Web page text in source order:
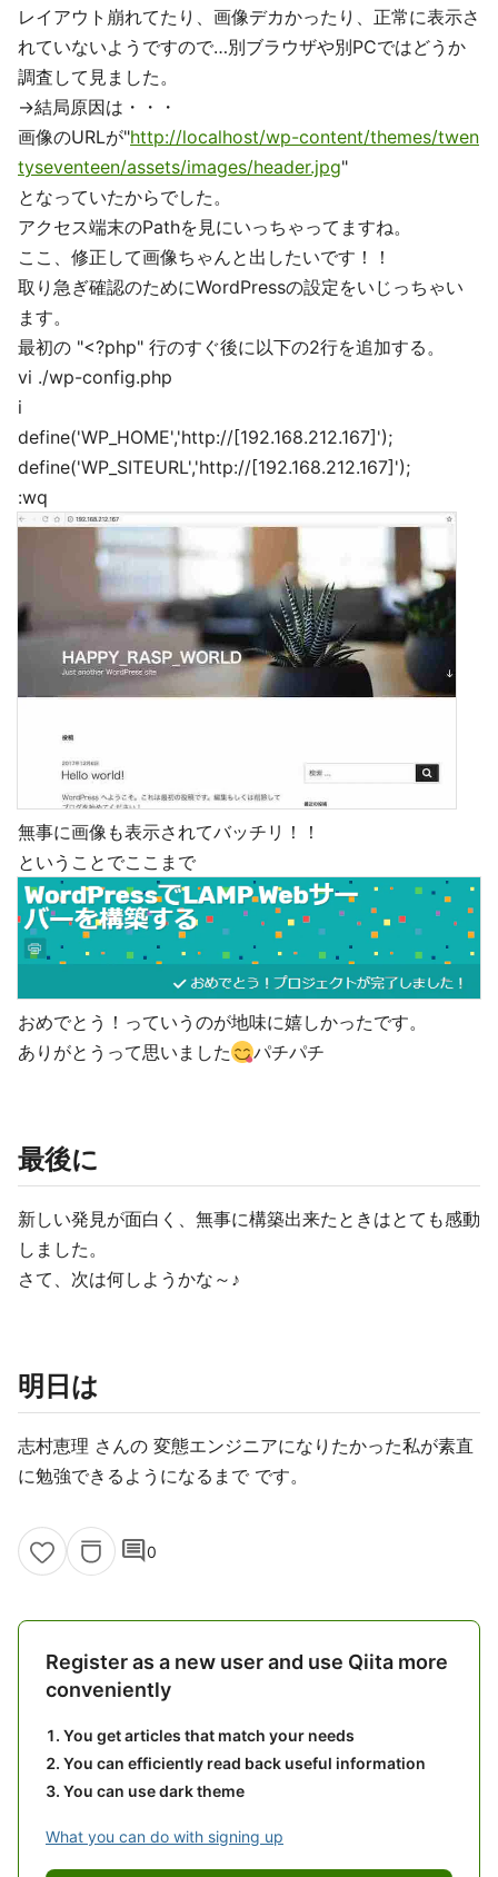
レイアウト崩れてたり、画像デカかったり、正常に表示さ
れていないようですので…別ブラウザや別PCではどうか
調査して見ました。
→結局原因は・・・
画像のURLが"http://localhost/wp-content/themes/twen
tyseventeen/assets/images/header.jpg"
となっていたからでした。
アクセス端末のPathを見にいっちゃってますね。
ここ、修正して画像ちゃんと出したいです！！
取り急ぎ確認のためにWordPressの設定をいじっちゃい
ます。
最初の "<?php" 行のすぐ後に以下の2行を追加する。
vi ./wp-config.php
i
define('WP_HOME','http://[192.168.212.167]');
define('WP_SITEURL','http://[192.168.212.167]');
:wq
無事に画像も表示されてバッチリ！！
ということでここまで
おめでとう！っていうのが地味に嬉しかったです。
ありがとうって思いました
パチパチ
最後に
新しい発見が面白く、無事に構築出来たときはとても感動
しました。
さて、次は何しようかな～♪
明日は
志村恵理 さんの 変態エンジニアになりたかった私が素直
に勉強できるようになるまで です。
comment0
Register as a new user and use Qiita more
conveniently
You get articles that match your needs
You can efficiently read back useful information
You can use dark theme
What you can do with signing up